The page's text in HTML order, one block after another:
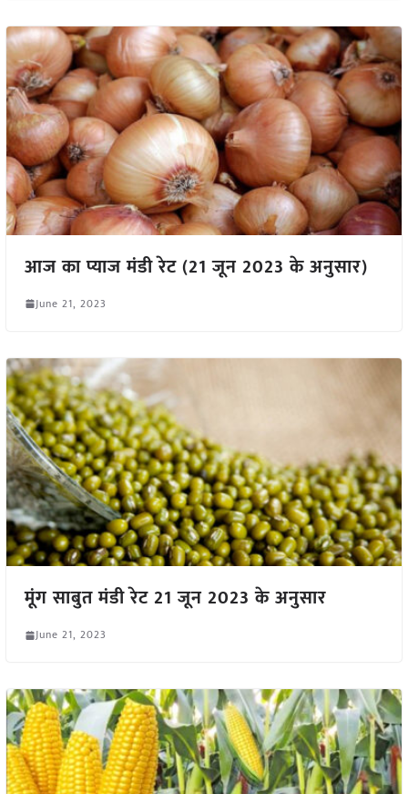
आज का प्याज मंडी रेट (21 जून 2023 के अनुसार)
June 21, 2023
मूंग साबुत मंडी रेट 21 जून 2023 के अनुसार
June 21, 2023